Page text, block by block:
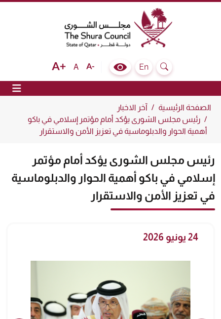
The Shura Council State of Qatar
Search
En
Colour Contrast Selector
Text size bigger
AText size normal
Text size smaller
الصفحة الرئيسية
آخر الاخبار
رئيس مجلس الشورى يؤكد أمام مؤتمر إسلامي في باكو
أهمية الحوار والدبلوماسية في تعزيز الأمن والاستقرار
رئيس مجلس الشورى يؤكد أمام مؤتمر
إسلامي في باكو أهمية الحوار والدبلوماسية
في تعزيز الأمن والاستقرار
24 يونيو 2026